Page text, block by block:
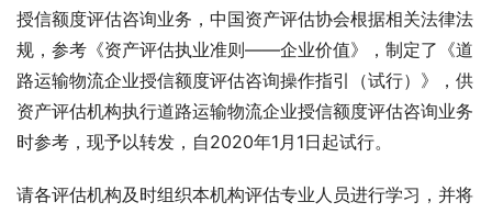
授信额度评估咨询业务，中国资产评估协会根据相关法律法
规，参考《资产评估执业准则——企业价值》，制定了《道
路运输物流企业授信额度评估咨询操作指引（试行）》，供
资产评估机构执行道路运输物流企业授信额度评估咨询业务
时参考，现予以转发，自2020年1月1日起试行。
请各评估机构及时组织本机构评估专业人员进行学习，并将